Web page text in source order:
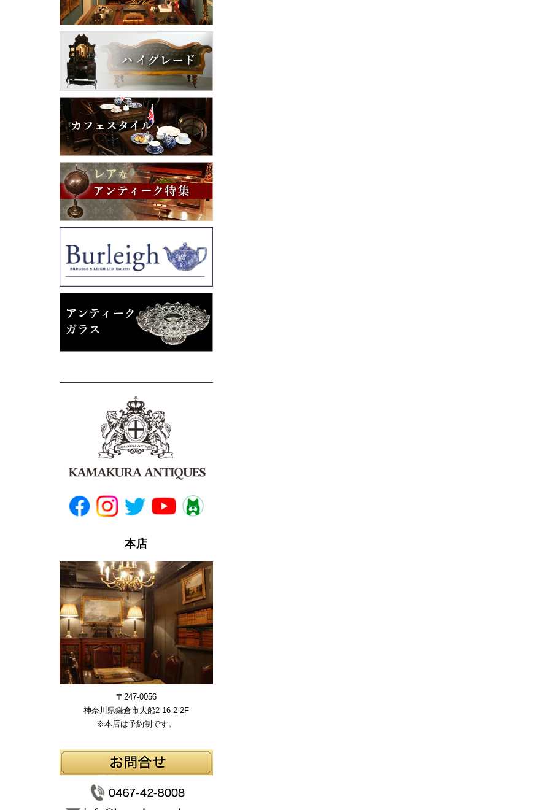
本店
〒247-0056
神奈川県鎌倉市大船2-16-2-2F
※本店は予約制です。